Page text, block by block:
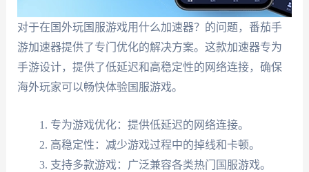
对于在国外玩国服游戏用什么加速器？的问题，番茄手
游加速器提供了专门优化的解决方案。这款加速器专为
手游设计，提供了低延迟和高稳定性的网络连接，确保
海外玩家可以畅快体验国服游戏。
专为游戏优化：提供低延迟的网络连接。
高稳定性：减少游戏过程中的掉线和卡顿。
支持多款游戏：广泛兼容各类热门国服游戏。